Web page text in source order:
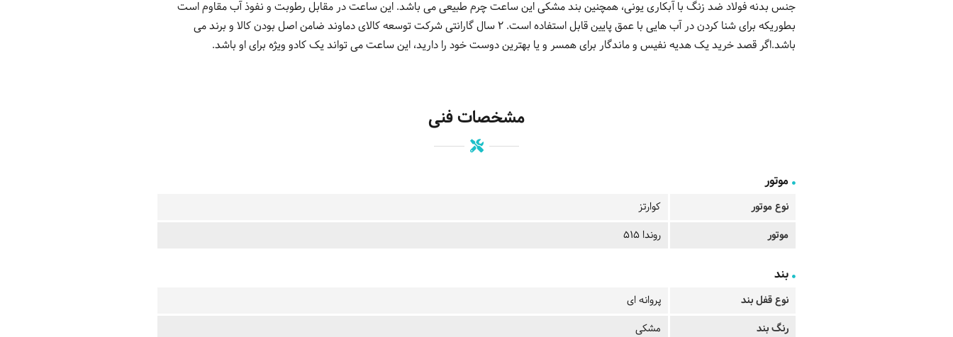
جنس بدنه فولاد ضد زنگ با آبکاری یونی، همچنین بند مشکی این ساعت چرم طبیعی می باشد. این ساعت در مقابل رطوبت و نفوذ آب مقاوم است
بطوریکه برای شنا کردن در آب هایی با عمق پایین قابل استفاده است. 2 سال گارانتی شرکت توسعه کالای دماوند ضامن اصل بودن کالا و برند می
باشد.اگر قصد خرید یک هدیه نفیس و ماندگار برای همسر و یا بهترین دوست خود را دارید، این ساعت می تواند یک کادو ویژه برای او باشد.
مشخصات فنی
موتور
نوع موتور
کوارتز
موتور
روندا 515
بند
نوع قفل بند
پروانه ای
رنگ بند
مشکی